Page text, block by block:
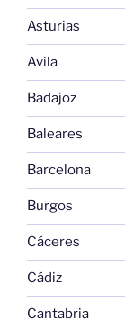
Asturias
Avila
Badajoz
Baleares
Barcelona
Burgos
Cáceres
Cádiz
Cantabria